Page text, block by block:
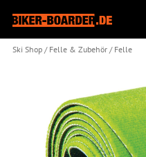
Ski Shop Felle & Zubehör Felle